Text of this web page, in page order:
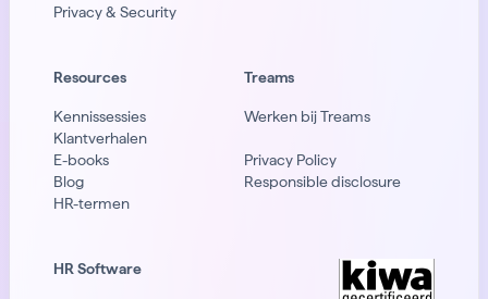
Privacy & Security
Resources
Kennissessies
Klantverhalen
E-books
Blog
HR-termen
Treams
Werken bij Treams
Privacy Policy
Responsible disclosure
HR Software